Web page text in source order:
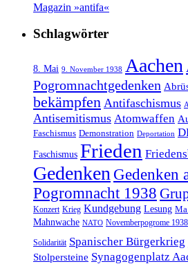
Magazin »antifa«
Schlagwörter
8. Mai 9. November 1938 Aachen
Pogromnachtgedenken
bekämpfen Antifaschismus
Antisemitismus Atomwaffen
Faschismus Demonstration Deportation
Faschismus Frieden
Gedenken Gedenken
Pogromnacht 1938
Konzert Krieg Kundgebung Lesung
Mahnwache NATO Novemberpogrome 1938
Solidarität Spanischer Bürgerkrieg
Stolpersteine Synagogenplatz